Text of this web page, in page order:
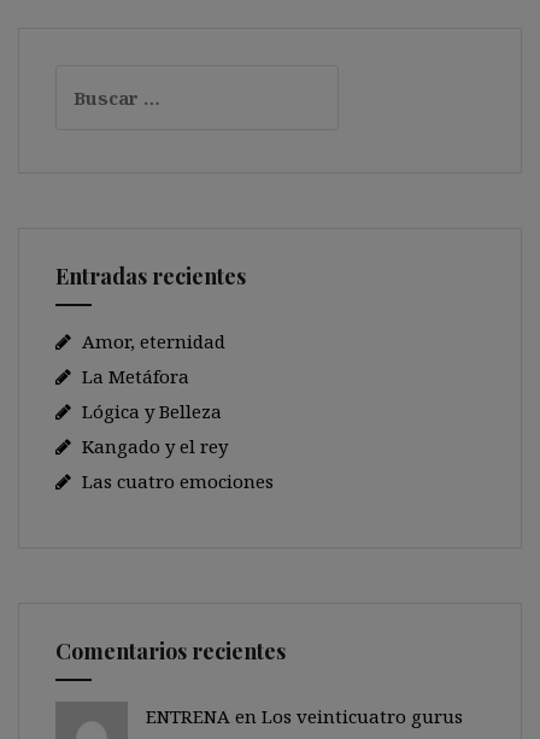
Entradas recientes
Amor, eternidad
La Metáfora
Lógica y Belleza
Kangado y el rey
Las cuatro emociones
Comentarios recientes
ENTRENA en Los veinticuatro gurus